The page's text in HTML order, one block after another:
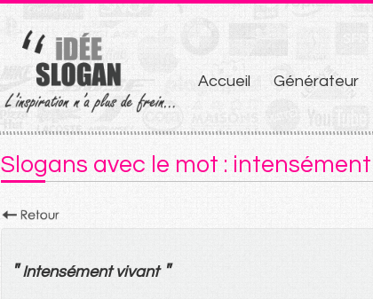
Aller
au
contenu
Accueil Générateur
Slogans avec le mot : intensément
" Intensément vivant "